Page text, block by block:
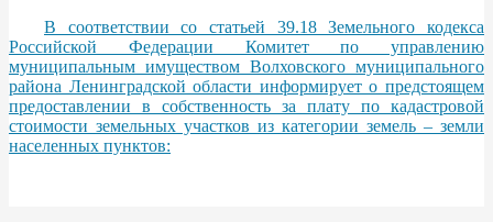
В соответствии со статьей 39.18 Земельного кодекса
Российской Федерации Комитет по управлению
муниципальным имуществом Волховского муниципального
района Ленинградской области информирует о предстоящем
предоставлении в собственность за плату по кадастровой
стоимости земельных участков из категории земель – земли
населенных пунктов: